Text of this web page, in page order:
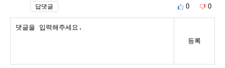
답댓글 0 0
등록